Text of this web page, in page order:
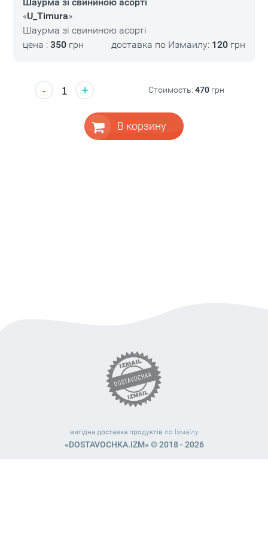
Шаурма зі свининою асорті
«U_Timura»
Шаурма зі свининою асорті
цена : 350грн доставка по Измаилу: 120 грн
- + Стоимость:470 грн
В корзину
вигідна доставка продуктів по Ізмаїлу
«DOSTAVOCHKA.IZM» © 2018 - 2026